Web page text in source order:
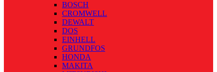
BOSCH
CROMWELL
DEWALT
DOS
EINHELL
GRUNDFOS
HONDA
MAKITA